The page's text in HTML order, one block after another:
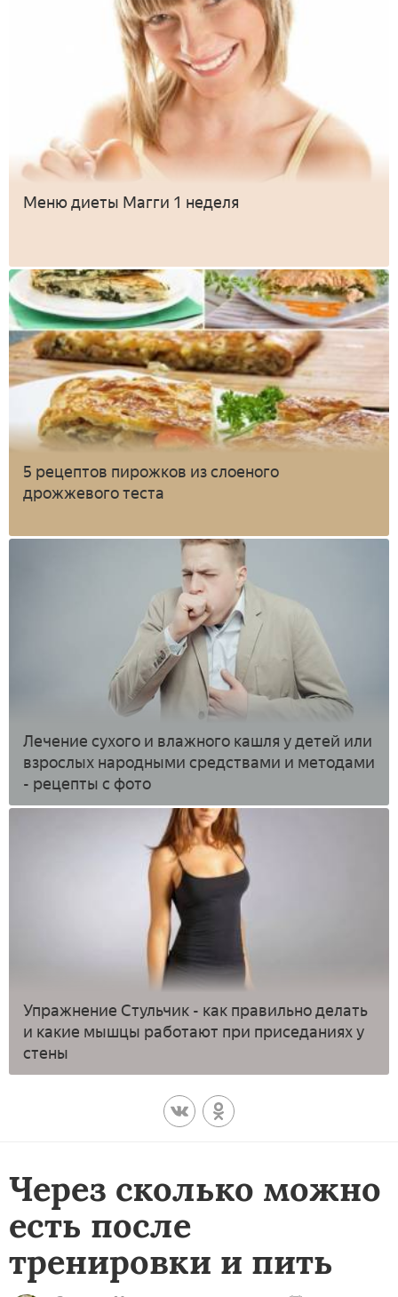
Меню диеты Магги 1 неделя
5 рецептов пирожков из слоеного
дрожжевого теста
Лечение сухого и влажного кашля у детей или
взрослых народными средствами и методами
- рецепты с фото
Упражнение Стульчик - как правильно делать
и какие мышцы работают при приседаниях у
стены
Через сколько можно
есть после
тренировки и пить